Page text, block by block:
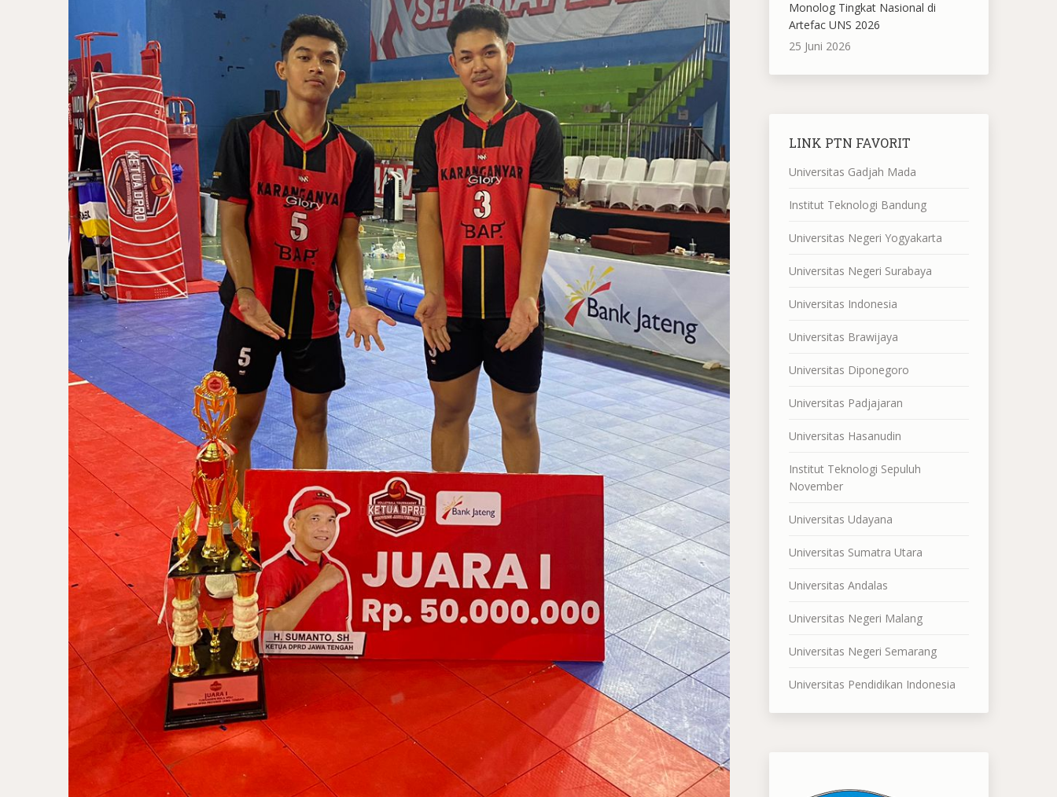
Monolog Tingkat Nasional di
Artefac UNS 2026
25 Juni 2026
LINK PTN FAVORIT
Universitas Gadjah Mada
Institut Teknologi Bandung
Universitas Negeri Yogyakarta
Universitas Negeri Surabaya
Universitas Indonesia
Universitas Brawijaya
Universitas Diponegoro
Universitas Padjajaran
Universitas Hasanudin
Institut Teknologi Sepuluh
November
Universitas Udayana
Universitas Sumatra Utara
Universitas Andalas
Universitas Negeri Malang
Universitas Negeri Semarang
Universitas Pendidikan Indonesia